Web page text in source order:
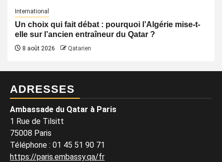
International
Un choix qui fait débat : pourquoi l’Algérie mise-t-
elle sur l’ancien entraîneur du Qatar ?
8 août 2026 Qatarien
ADRESSES
Ambassade du Qatar à Paris
1 Rue de Tilsitt
75008 Paris
Téléphone : 01 45 51 90 71
https://paris.embassy.qa/fr